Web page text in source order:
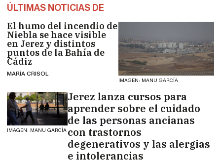
ÚLTIMAS NOTICIAS DE
IMAGEN: MANU GARCÍA
El humo del incendio de
Niebla se hace visible
en Jerez y distintos
puntos de la Bahía de
Cádiz
MARÍA CRISOL
IMAGEN: MANU GARCÍA
Jerez lanza cursos para
aprender sobre el cuidado
de las personas ancianas
con trastornos
degenerativos y las alergias
e intolerancias